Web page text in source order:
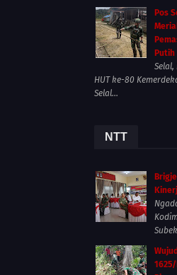
Pos
Putih
HUT ke-80
Selal...
NTT